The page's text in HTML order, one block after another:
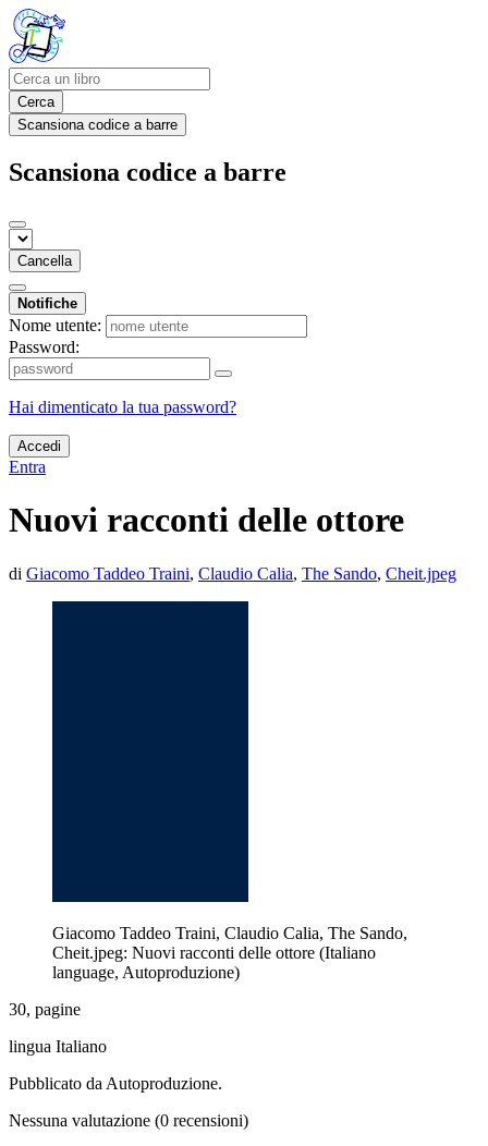
Cerca
Scansiona codice a barre
Scansiona codice a barre
Cancella
Notifiche
Nome utente:
Password:
Hai dimenticato la tua password?
Accedi
Entra
Nuovi racconti delle ottore
di Giacomo Taddeo Traini, Claudio Calia, The Sando, Cheit.jpeg
Giacomo Taddeo Traini, Claudio Calia, The Sando,
Cheit.jpeg: Nuovi racconti delle ottore (Italiano
language, Autoproduzione)
30, pagine
lingua Italiano
Pubblicato da Autoproduzione.
Nessuna valutazione (0 recensioni)